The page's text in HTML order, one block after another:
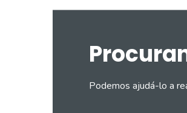
Podemos ajudá-lo a